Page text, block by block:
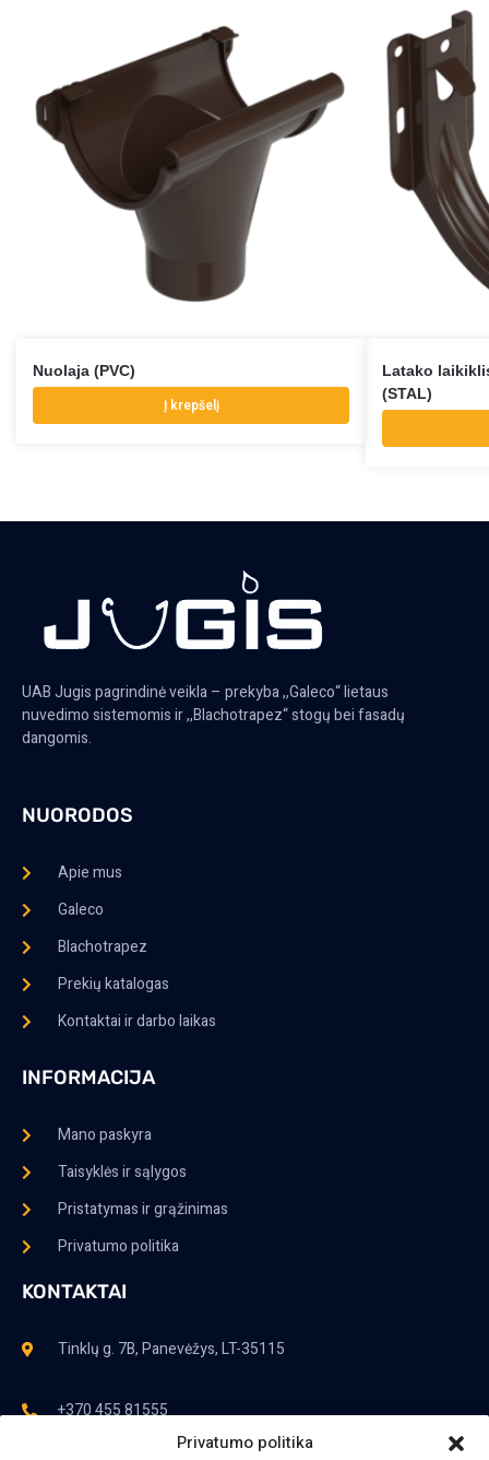
Privatumo politika
Nuolaja (PVC)
Į krepšelį
Latako
(STAL)
UAB Jugis pagrindinė veikla – prekyba ,,Galeco“ lietaus
nuvedimo sistemomis ir ,,Blachotrapez“ stogų bei fasadų
dangomis.
NUORODOS
Apie mus
Galeco
Blachotrapez
Prekių katalogas
Kontaktai ir darbo laikas
INFORMACIJA
Mano paskyra
Taisyklės ir sąlygos
Pristatymas ir grąžinimas
Privatumo politika
KONTAKTAI
Tinklų g. 7B, Panevėžys, LT-35115
+370 455 81555